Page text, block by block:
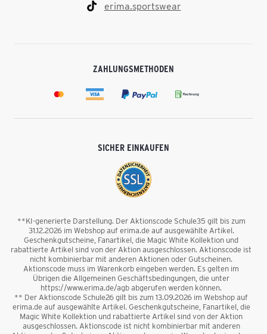
erima.sportswear
ZAHLUNGSMETHODEN
SICHER EINKAUFEN
**KI-generierte Darstellung. Der Aktionscode Schule35 gilt bis zum
31.12.2026 im Webshop auf erima.de auf ausgewählte Artikel.
Geschenkgutscheine, Fanartikel, die Magic White Kollektion und
rabattierte Artikel sind von der Aktion ausgeschlossen. Aktionscode ist
nicht kombinierbar mit anderen Aktionen oder Gutscheinen.
Aktionscode muss im Warenkorb eingeben werden. Es gelten im
Übrigen die Allgemeinen Geschäftsbedingungen, die unter
https://www.erima.de/agb abgerufen werden können.
** Der Aktionscode Schule26 gilt bis zum 13.09.2026 im Webshop auf
erima.de auf ausgewählte Artikel. Geschenkgutscheine, Fanartikel, die
Magic White Kollektion und rabattierte Artikel sind von der Aktion
ausgeschlossen. Aktionscode ist nicht kombinierbar mit anderen